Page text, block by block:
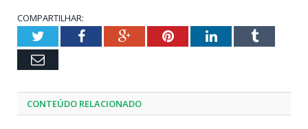
COMPARTILHAR:
TwitterFacebookGoogle+PinterestLinkedInTumblr
Email
CONTEÚDO RELACIONADO